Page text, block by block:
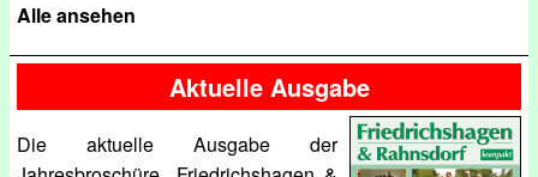
Alle ansehen
Aktuelle Ausgabe
Die aktuelle Ausgabe der